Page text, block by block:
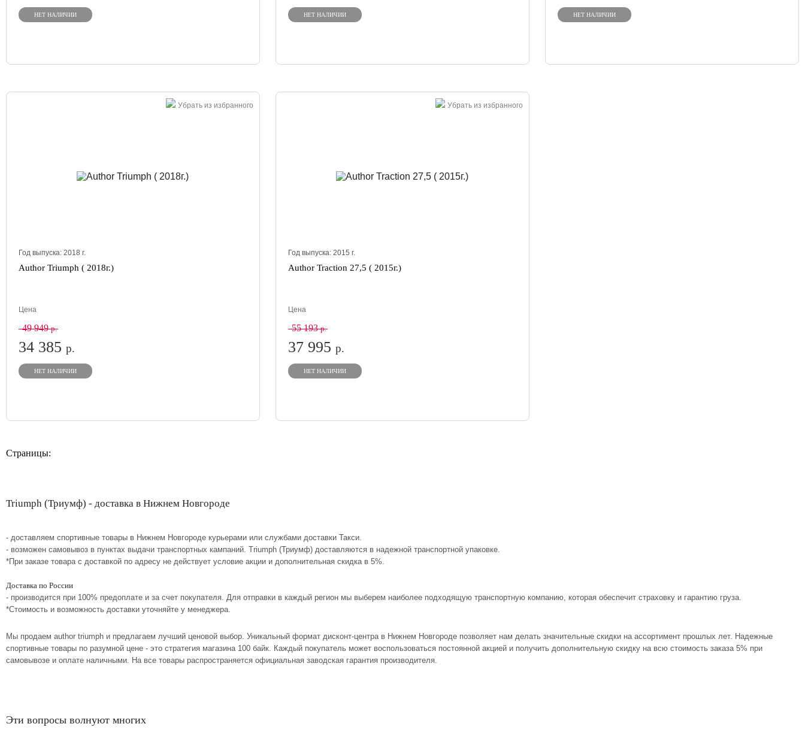
НЕТ НАЛИЧИИ НЕТ НАЛИЧИИ НЕТ НАЛИЧИИ
Убрать из избранного
Год выпуска: 2018 г.
Author Triumph ( 2018г.)
Цена
49 949р.
34 385 р.
НЕТ НАЛИЧИИ
Убрать из избранного
Год выпуска:2015г.
Author Traction 27,5 ( 2015г.)
Цена
55 193р.
37 995р.
НЕТ НАЛИЧИИ
Страницы:
Triumph (Триумф) - доставка в Нижнем Новгороде
- доставляем спортивные товары в Нижнем Новгороде курьерами или службами доставки Такси.
- возможен самовывоз в пунктах выдачи транспортных кампаний. Triumph (Триумф) доставляются в надежной транспортной упаковке.
*При заказе товара с доставкой по адресу не действует условие акции и дополнительная скидка в 5%.
Доставка по России
- производится при 100% предоплате и за счет покупателя. Для отправки в каждый регион мы выберем наиболее подходящую транспортную компанию, которая обеспечит страховку и гарантию груза.
*Стоимость и возможность доставки уточняйте у менеджера.
Мы продаем author triumph и предлагаем лучший ценовой выбор. Уникальный формат дисконт-центра в Нижнем Новгороде позволяет нам делать значительные скидки на ассортимент прошлых лет. Надежные
спортивные товары по разумной цене - это стратегия магазина 100 байк. Каждый покупатель может воспользоваться постоянной акцией и получить дополнительную скидку на всю стоимость заказа 5% при
самовывозе и оплате наличными. На все товары распространяется официальная заводская гарантия производителя.
Эти вопросы волнуют многих